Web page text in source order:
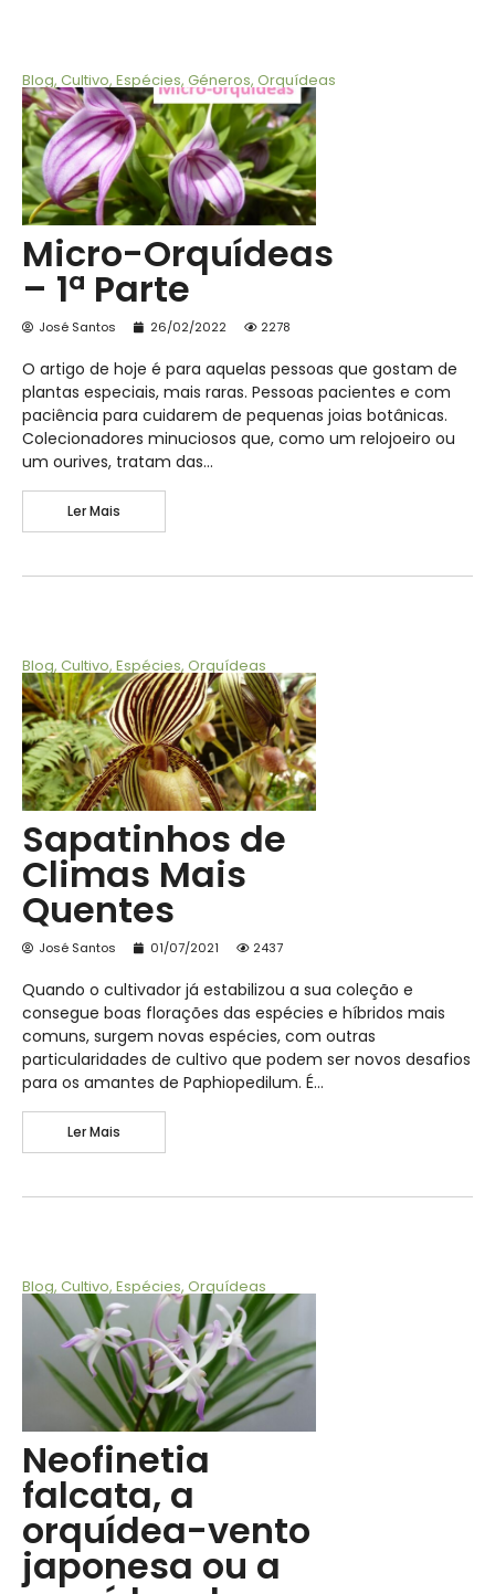
Blog, Cultivo, Espécies, Géneros, Orquídeas
Micro-Orquídeas
– 1ª Parte
José Santos 26/02/2022 2278
O artigo de hoje é para aquelas pessoas que gostam de
plantas especiais, mais raras. Pessoas pacientes e com
paciência para cuidarem de pequenas joias botânicas.
Colecionadores minuciosos que, como um relojoeiro ou
um ourives, tratam das…
Ler Mais
Blog, Cultivo, Espécies, Orquídeas
Sapatinhos de
Climas Mais
Quentes
José Santos 01/07/2021 2437
Quando o cultivador já estabilizou a sua coleção e
consegue boas florações das espécies e híbridos mais
comuns, surgem novas espécies, com outras
particularidades de cultivo que podem ser novos desafios
para os amantes de Paphiopedilum. É…
Ler Mais
Blog, Cultivo, Espécies, Orquídeas
Neofinetia
falcata, a
orquídea-vento
japonesa ou a